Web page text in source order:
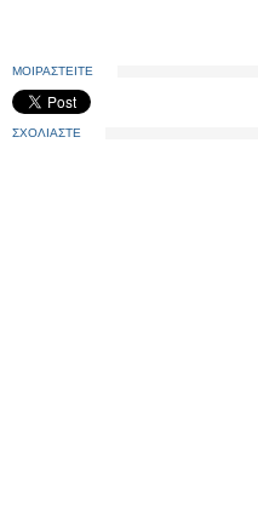
ΜΟΙΡΑΣΤΕΙΤΕ
ΣΧΟΛΙΑΣΤΕ